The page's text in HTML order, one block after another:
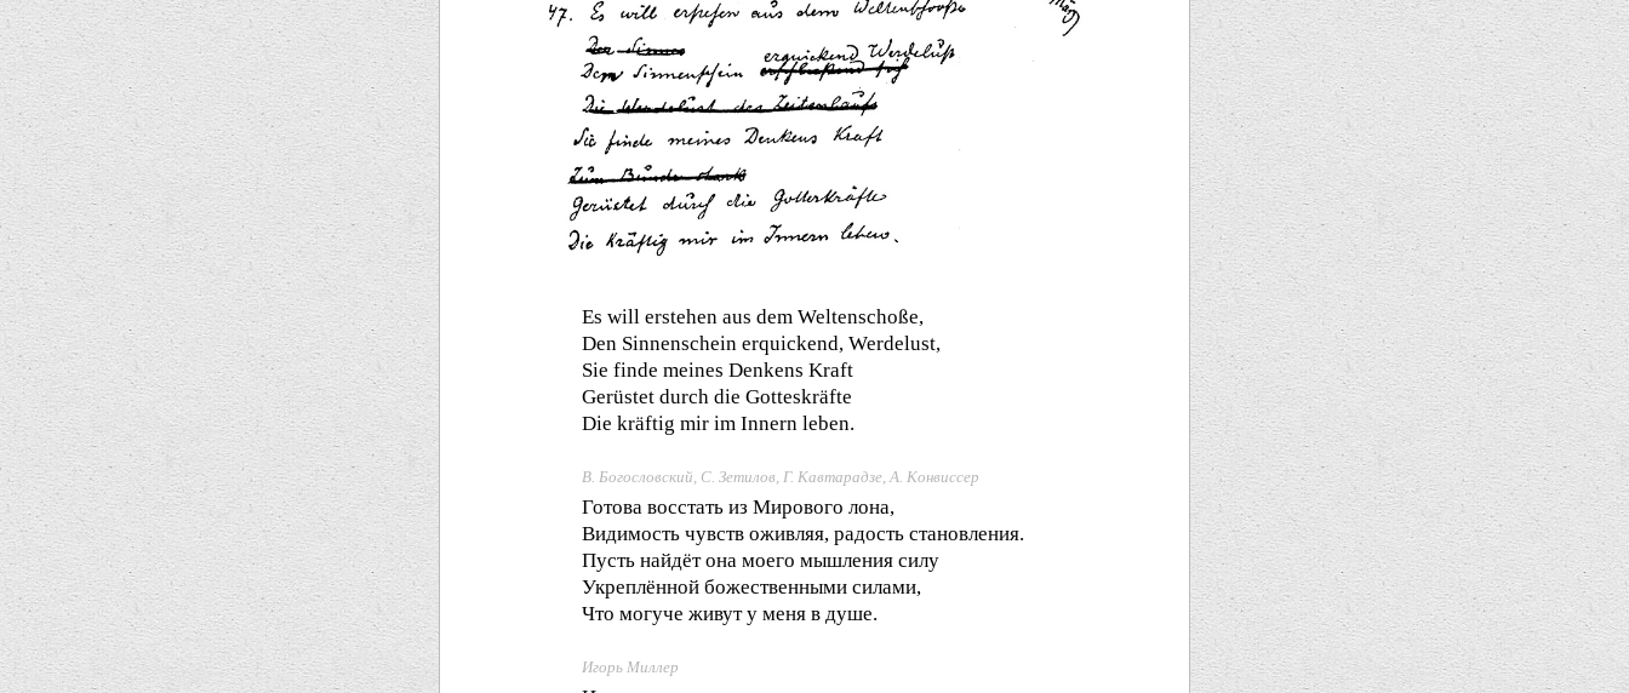
Es will erstehen aus dem Weltenschoße,
Den Sinnenschein erquickend, Werdelust,
Sie finde meines Denkens Kraft
Gerüstet durch die Gotteskräfte
Die kräftig mir im Innern leben.
В. Богословский, С. Зетилов, Г. Кавтарадзе, А. Конвиссер
Готова восстать из Мирового лона,
Видимость чувств оживляя, радость становления.
Пусть найдёт она моего мышления силу
Укреплённой божественными силами,
Что могуче живут у меня в душе.
Игорь Миллер